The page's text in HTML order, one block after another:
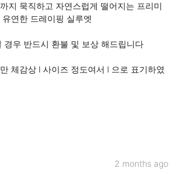
지 묵직하고 자연스럽게 떨어지는 프리미
연한 드레이핑 실루엣
경우 반드시 환불 및 보상 해드립니다
체감상 l 사이즈 정도여서 l 으로 표기하였
2 months ago